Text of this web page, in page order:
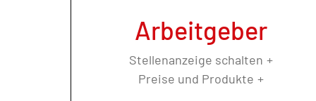
Arbeitgeber
Stellenanzeige schalten
Preise und Produkte